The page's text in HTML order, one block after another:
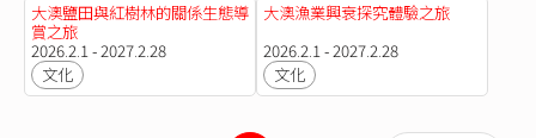
大澳鹽田與紅樹林的關係生態導
賞之旅
2026.2.1 - 2027.2.28
文化
大澳漁業興衰探究體驗之旅
2026.2.1 - 2027.2.28
文化